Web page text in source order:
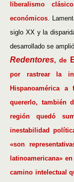
liberalismo
económicos.
siglo XX y la
desarrollado se
Redentores, de
por rastrear la
Hispanoamérica
quererlo, también
región quedó
inestabilidad
«son
latinoamericana»
camino intelectual